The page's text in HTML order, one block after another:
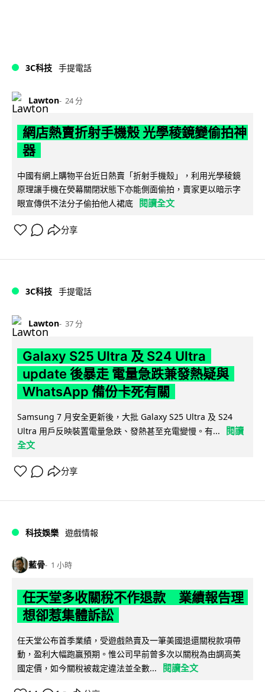
3C科技 手提電話
Lawton 24 分
網店熱賣折射手機殼 光學稜鏡變偷拍神
器
中國有網上購物平台近日熱賣「折射手機殼」，利用光學稜鏡
原理讓手機在熒幕關閉狀態下亦能側面偷拍，賣家更以暗示字
眼宣傳供不法分子偷拍他人裙底
閱讀全文
分享
3C科技 手提電話
Lawton 37 分
Galaxy S25 Ultra 及 S24 Ultra
update 後暴走 電量急跌兼發熱疑與
WhatsApp 備份卡死有關
Samsung 7 月安全更新後，大批 Galaxy S25 Ultra 及 S24
Ultra 用戶反映裝置電量急跌、發熱甚至充電變慢。有...
閱讀
全文
分享
科技娛樂 遊戲情報
藍骨 1 小時
任天堂多收關稅不作退款 業績報告理
想卻惹集體訴訟
任天堂公布首季業績，受遊戲熱賣及一筆美國退還關稅款項帶
動，盈利大幅跑贏預期。惟公司早前曾多次以關稅為由調高美
國定價，如今關稅被裁定違法並全數...
閱讀全文